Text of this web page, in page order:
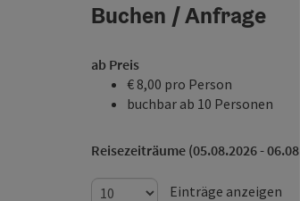
Buchen / Anfrage
ab Preis
€ 8,00 pro Person
buchbar ab 10 Personen
Reisezeiträume (05.08.2026 -
Einträge anzeigen